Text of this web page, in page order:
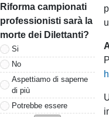
Riforma campionati
professionisti sarà la
morte dei Dilettanti?
Si
No
Aspettiamo di saperne
di più
Potrebbe essere